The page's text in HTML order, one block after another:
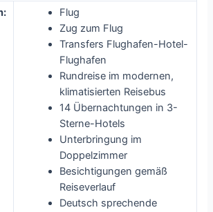
Flug
Zug zum Flug
Transfers Flughafen-Hotel-
Flughafen
Rundreise im modernen,
klimatisierten Reisebus
14 Übernachtungen in 3-
Sterne-Hotels
Unterbringung im
Doppelzimmer
Besichtigungen gemäß
Reiseverlauf
Deutsch sprechende